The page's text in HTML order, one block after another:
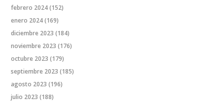
febrero 2024(152)
enero 2024(169)
diciembre 2023 (184)
noviembre 2023 (176)
octubre 2023 (179)
septiembre 2023 (185)
agosto 2023 (196)
julio 2023 (188)